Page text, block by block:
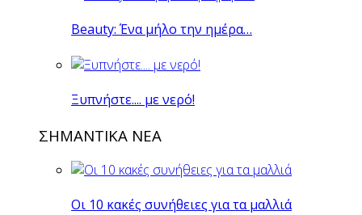
Beauty: Ένα μήλο την ημέρα…
Ξυπνήστε.... με νερό!
ΣΗΜΑΝΤΙΚΑ ΝΕΑ
Οι 10 κακές συνήθειες για τα μαλλιά